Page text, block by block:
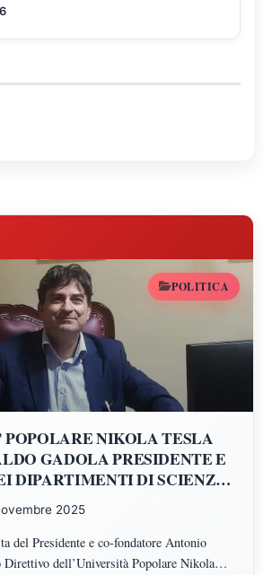
POLITICA
POPOLARE NIKOLA TESLA
GADOLA PRESIDENTE E
DIPARTIMENTI DI SCIENZE
SCIENZE
SCIENZE UMANE,
2025
del Presidente e co-fondatore Antonio
dell’Università Popolare Nikola